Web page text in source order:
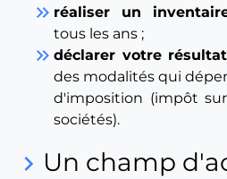
keyboard_double_arrow_right réaliser un
tous les ans ;
keyboard_double_arrow_right déclarer votre
des modalités qui
d'imposition (impôt
sociétés).
keyboard_arrow_right Un champ